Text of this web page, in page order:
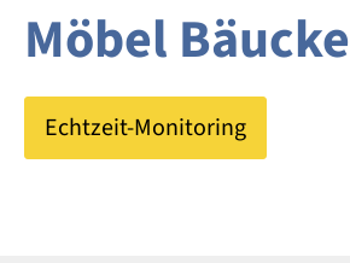
Möbel Bäucke
Echtzeit-Monitoring